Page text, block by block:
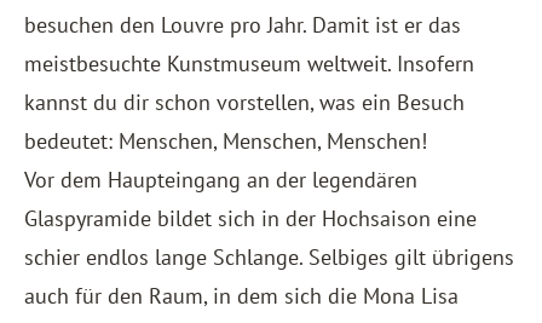
besuchen den Louvre pro Jahr. Damit ist er das
meistbesuchte Kunstmuseum weltweit. Insofern
kannst du dir schon vorstellen, was ein Besuch
bedeutet: Menschen, Menschen, Menschen!
Vor dem Haupteingang an der legendären
Glaspyramide bildet sich in der Hochsaison eine
schier endlos lange Schlange. Selbiges gilt übrigens
auch für den Raum, in dem sich die Mona Lisa